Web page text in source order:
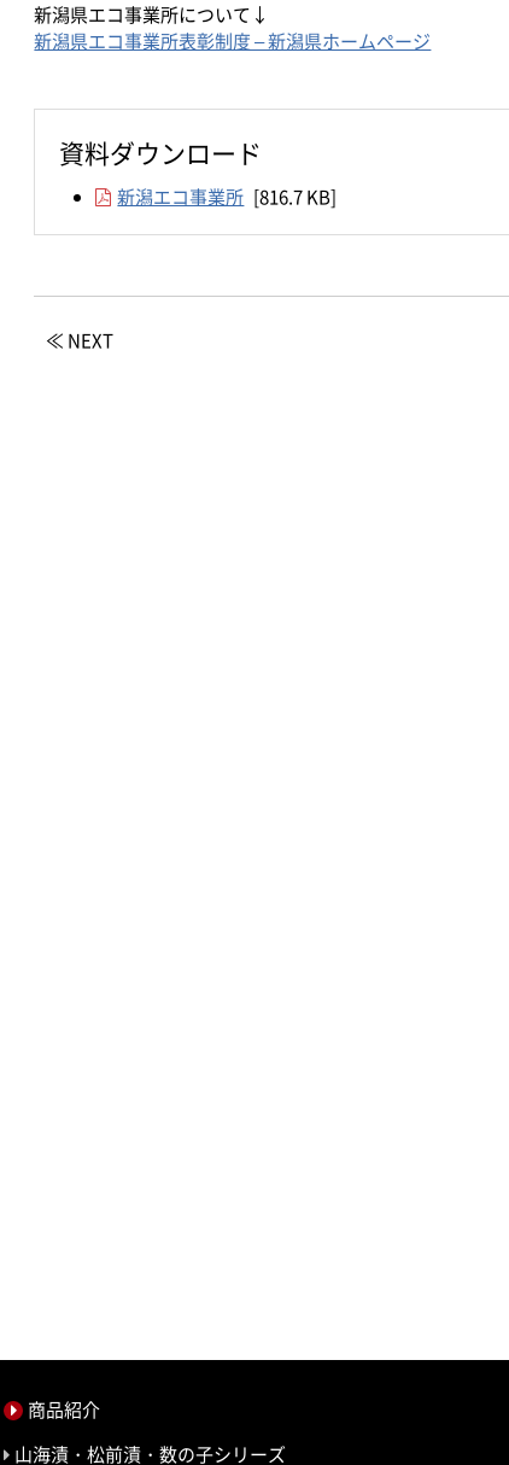
新潟県エコ事業所について↓
新潟県エコ事業所表彰制度 – 新潟県ホームページ
資料ダウンロード
新潟エコ事業所 [816.7 KB]
≪ NEXT
商品紹介
山海漬・松前漬・数の子シリーズ